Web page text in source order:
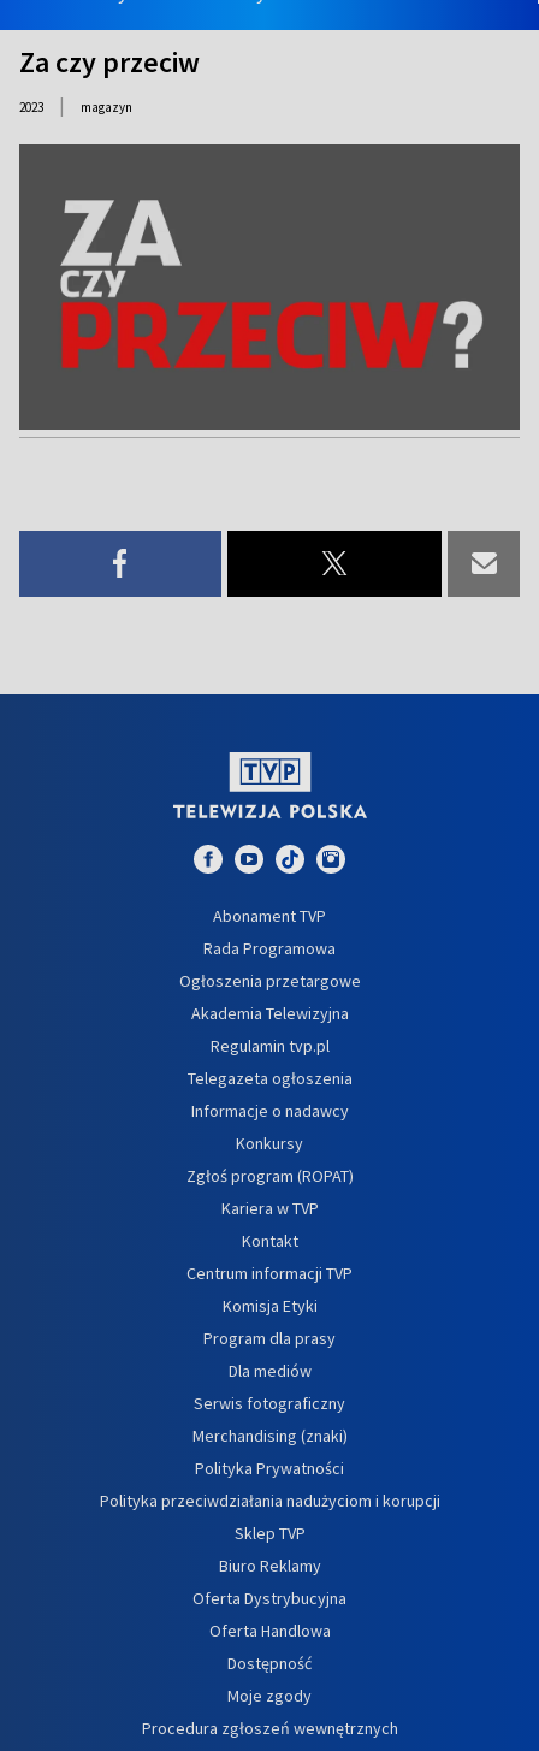
Za czy przeciw
2023 | magazyn
Abonament TVP
Rada Programowa
Ogłoszenia przetargowe
Akademia Telewizyjna
Regulamin tvp.pl
Telegazeta ogłoszenia
Informacje o nadawcy
Konkursy
Zgłoś program (ROPAT)
Kariera w TVP
Kontakt
Centrum informacji TVP
Komisja Etyki
Program dla prasy
Dla mediów
Serwis fotograficzny
Merchandising (znaki)
Polityka Prywatności
Polityka przeciwdziałania nadużyciom i korupcji
Sklep TVP
Biuro Reklamy
Oferta Dystrybucyjna
Oferta Handlowa
Dostępność
Moje zgody
Procedura zgłoszeń wewnętrznych